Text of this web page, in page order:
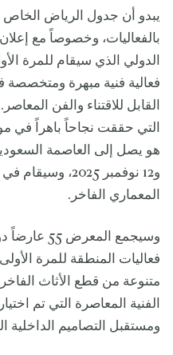
يبدو أن جدول الرياض
بالفعاليات، وخصوصاً مع
الدولي الذي سيقام للمرة
فعالية فنية مبهرة ومتخصصة
القابل للاقتناء والفن
التي حققت نجاحاً باهراً في
و12 نوفمبر
المعماري الفاخر.
وسيجمع
فعاليات المنطقة للمرة
متنوعة من قطع الأثاث
الفنية المعاصرة التي تم
ومستقبل التصاميم الداخلية